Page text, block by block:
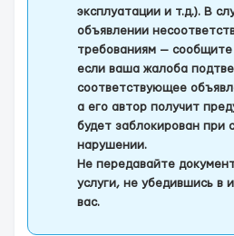
эксплуатации и т.д.). В
объявлении
требованиям —
если ваша жалоба
соответствующее
а его автор получит
будет заблокирован при
нарушении.
Не передавайте
услуги, не убедившись в
вас.